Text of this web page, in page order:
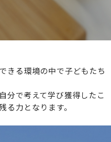
きる環境の中で子どもたち
分で考えて学び獲得したこ
る力となります。